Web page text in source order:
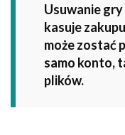
Usuwanie
kasuje
może zostać
samo konto,
plików.